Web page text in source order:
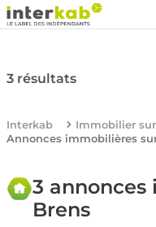
3 résultats
Interkab
Immobilier
Annonces immobilières
3
Brens